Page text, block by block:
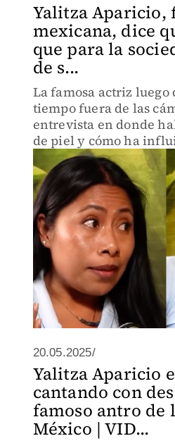
Yalitza Aparicio,
mexicana, dice
que para la
de s...
La famosa actriz luego
tiempo fuera de las
entrevista en donde
de piel y cómo ha
20.05.2025/
Yalitza Aparicio
cantando con
famoso antro de
México | VID...